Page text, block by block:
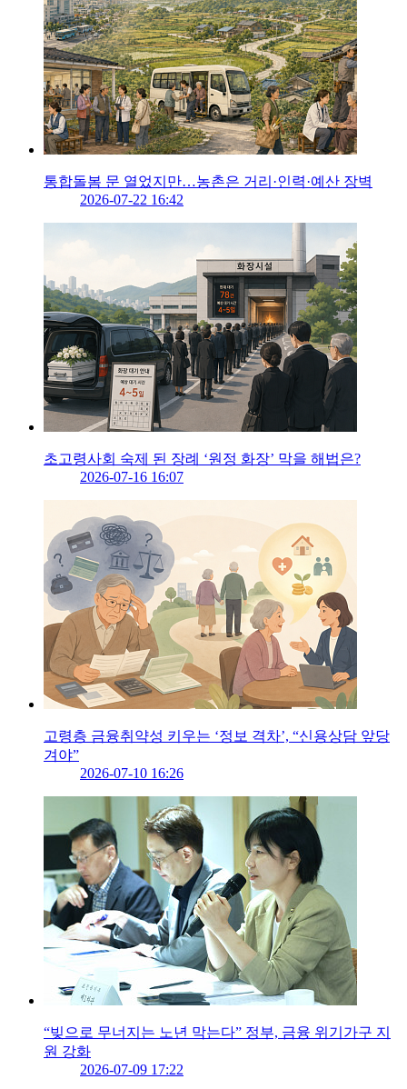
통합돌봄 문 열었지만…농촌은 거리·인력·예산 장벽
2026-07-22 16:42
초고령사회 숙제 된 장례 ‘원정 화장’ 막을 해법은?
2026-07-16 16:07
고령층 금융취약성 키우는 ‘정보 격차’, “신용상담 앞당
겨야”
2026-07-10 16:26
“빚으로 무너지는 노년 막는다” 정부, 금융 위기가구 지
원 강화
2026-07-09 17:22